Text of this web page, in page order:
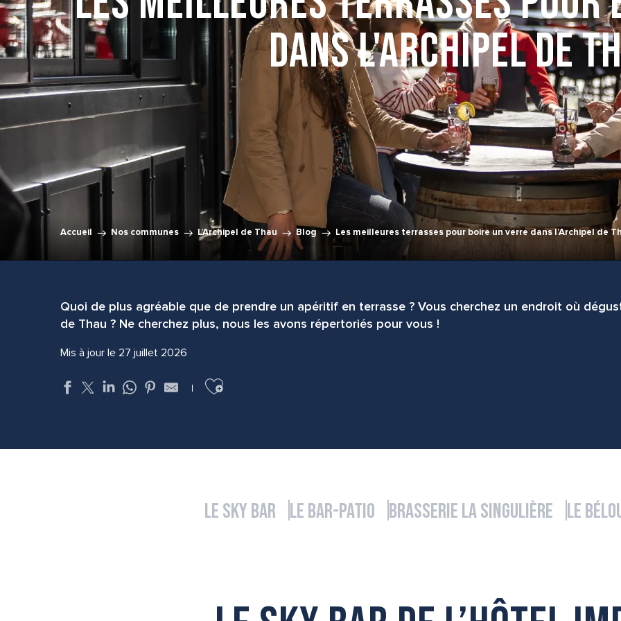
dans l'Archipel de
Accueil Nos communes L’Archipel de Thau Blog Les meilleures terrasses pour boire un verre dans l’Archipel de
Quoi de plus agréable que de prendre un apéritif en terrasse ? Vous cherchez un endroit où
de Thau ? Ne cherchez plus, nous les avons répertoriés pour vous !
Mis à jour le 27 juillet 2026
Ajouter aux favoris
Le Sky Bar Le bar-patio Brasserie La Singulière Le